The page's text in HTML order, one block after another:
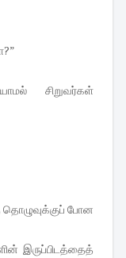
சிறுவர்கள்
தொழுவுக்குப் போன
இருப்பிடத்தைத்